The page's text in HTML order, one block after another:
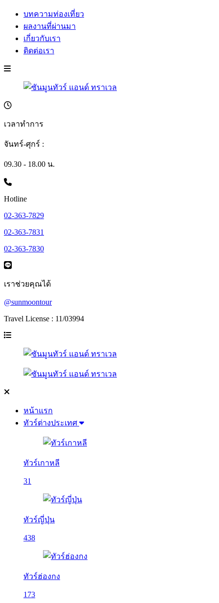
บทความท่องเที่ยว
ผลงานที่ผ่านมา
เกี่ยวกับเรา
ติดต่อเรา
เวลาทำการ
จันทร์-ศุกร์ :
09.30 - 18.00 น.
Hotline
02-363-7829
02-363-7831
02-363-7830
เราช่วยคุณได้
@sunmoontour
Travel License : 11/03994
หน้าแรก
ทัวร์ต่างประเทศ
ทัวร์เกาหลี
31
ทัวร์ญี่ปุ่น
438
ทัวร์ฮ่องกง
173